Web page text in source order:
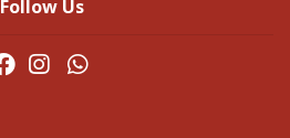
Follow Us